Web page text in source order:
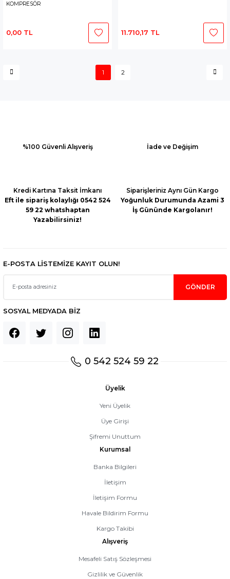
KOMPRESÖR
0,00 TL 11.710,17 TL
1 2
%100 Güvenli Alışveriş İade ve Değişim
Kredi Kartına Taksit İmkanı
Eft ile sipariş kolaylığı 0542 524
59 22 whatshaptan
Yazabilirsiniz!
Siparişleriniz Aynı Gün Kargo
Yoğunluk Durumunda Azami 3
İş Gününde Kargolanır!
E-POSTA LİSTEMİZE KAYIT OLUN!
GÖNDER
SOSYAL MEDYADA BİZ
0 542 524 59 22
Üyelik
Yeni Üyelik
Üye Girişi
Şifremi Unuttum
Kurumsal
Banka Bilgileri
İletişim
İletişim Formu
Havale Bildirim Formu
Kargo Takibi
Alışveriş
Mesafeli Satış Sözleşmesi
Gizlilik ve Güvenlik